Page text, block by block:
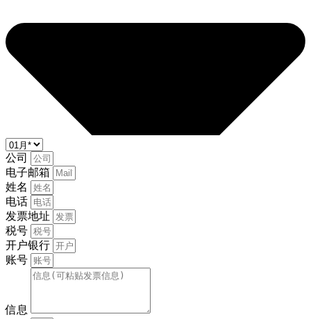
公司
电子邮箱
姓名
电话
发票地址
税号
开户银行
账号
信息